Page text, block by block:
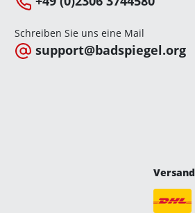
Schreiben Sie uns eine Mail
support@badspiegel.org
Versand